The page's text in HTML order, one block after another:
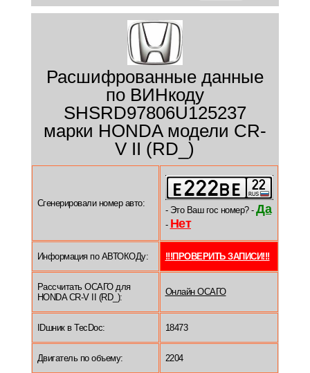
Расшифрованные данные
по ВИНкоду
SHSRD97806U125237
марки HONDA модели CR-
V II (RD_)
Сгенерировали номер авто:
- Это Ваш гос номер? - Да
- Нет
Информация по АВТОКОДу: !!!ПРОВЕРИТЬ ЗАПИСИ!!!
Рассчитать ОСАГО для
HONDA CR-V II (RD_):
Онлайн ОСАГО
IDшник в TecDoc: 18473
Двигатель по объему: 2204